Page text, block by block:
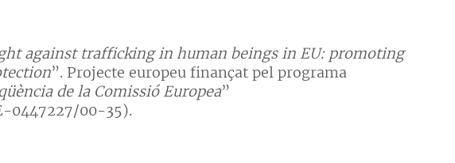
against trafficking in human beings in EU: promoting
”. Projecte europeu finançat pel programa
de la Comissió Europea”
0447227/00-35).